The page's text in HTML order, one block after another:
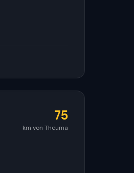
75
km von Theuma